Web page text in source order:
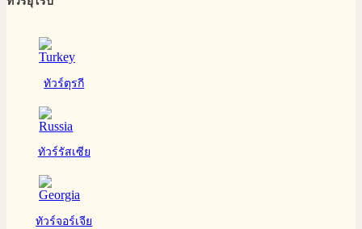
ทัวร์ตุรกี
ทัวร์รัสเซีย
ทัวร์จอร์เจีย